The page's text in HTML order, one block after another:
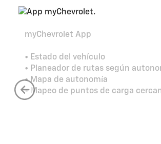
myChevrolet App
• Estado del vehículo
• Planeador de rutas según
• Mapa de autonomía
• Mapeo de puntos de carga